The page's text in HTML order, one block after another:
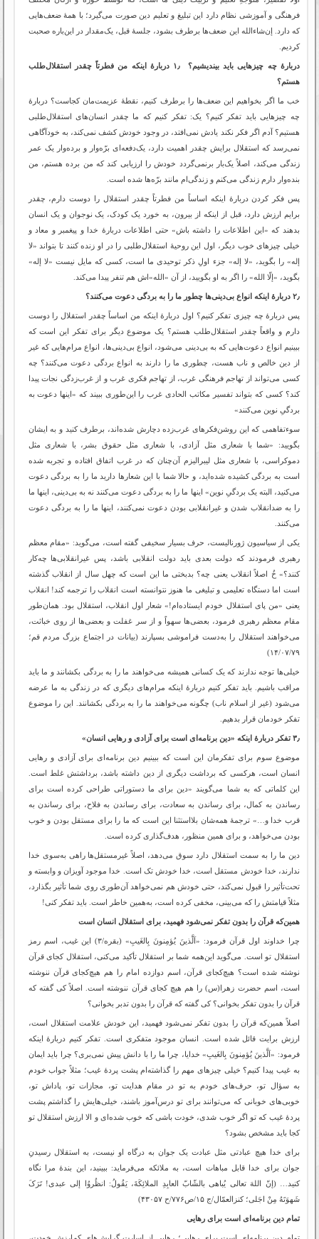
فرهنگی و آموزشی نظام دارد این تبلیغ و تعلیم دین صورت می‌گیرد؛ با همۀ ضعف‌هایی
که دارد. إن‌شاءالله این ضعف‌ها برطرف بشود، جلسۀ قبل، یک‌مقدار در این‌باره صحبت
کردیم.
دربارۀ چه چیزهایی باید بیندیشیم؟ ۱٫ دربارۀ اینکه من فطرتاً چقدر استقلال‌طلب
هستم؟
خب ما اگر بخواهیم این ضعف‌ها را برطرف کنیم، نقطۀ عزیمت‌مان کجاست؟ دربارۀ
چه چیزهایی باید تفکر کنیم؟ یک: تفکر کنیم که ما چقدر انسان‌های استقلال‌طلبی
هستیم؟ آدم اگر فکر نکند یادش نمی‌افتد، در وجود خودش کشف نمی‌کند، به خودآگاهی
نمی‌رسد که استقلال برایش چقدر اهمیت دارد، یک‌دفعه‌ای برّه‌وار و برده‌وار یک عمر
زندگی می‌کند، اصلاً یک‌بار برنمی‌گردد خودش را ارزیابی کند که من برده هستم، من
بنده‌وار دارم زندگی می‌کنم و زندگی‌ام مانند برّه‌ها شده است.
پس فکر کردن دربارۀ اینکه اساساً من فطرتاً چقدر استقلال را دوست دارم، چقدر
برایم ارزش دارد، قبل از اینکه از بیرون، به خورد یک کودک، یک نوجوان و یک انسان
بدهند که «این اطلاعات را داشته باش» حتی اطلاعات دربارۀ خدا و پیغمبر و معاد و
خیلی چیزهای خوب دیگر، اول این روحیۀ استقلال‌طلبی را در او زنده کنند تا بتواند «لا
إله» را بگوید، «لا إله» جزء اولِ ذکر توحیدی ما است، کسی که مایل نیست «لا إله»
بگوید، «إلّا الله» را اگر به او بگویید، از آن «الله»‌اش هم تنفر پیدا می‌کند.
۲٫ دربارۀ اینکه انواع بی‌دینی‌ها چطور ما را به بردگی دعوت می‌کنند؟
پس دربارۀ چه چیزی تفکر کنیم؟ اول دربارۀ اینکه من اساساً چقدر استقلال را دوست
دارم و واقعاً چقدر استقلال‌طلب هستم؟ یک موضوع دیگر برای تفکر این است که
ببینیم انواع دعوت‌هایی که به بی‌دینی می‌شود، انواع بی‌دینی‌ها، انواع مرام‌هایی که غیر
از دین خالص و ناب هست، چطوری ما را دارند به انواع بردگی دعوت می‌کنند؟ چه
کسی می‌تواند از تهاجم فرهنگی غرب، از تهاجم فکری غرب و از غرب‌زدگی نجات پیدا
کند؟ کسی که بتواند تفسیر مکاتب الحادی غرب را این‌طوری ببیند که «اینها دعوت به
بردگیِ نوین می‌کنند»
سوءتفاهمی که این روشن‌فکرهای غرب‌زده دچارش شده‌اند، برطرف کنید و به ایشان
بگویید: «شما با شعاری مثل آزادی، با شعاری مثل حقوق بشر، با شعاری مثل
دموکراسی، با شعاری مثل لیبرالیزم آن‌چنان که در غرب اتفاق افتاده و تجربه شده
است به بردگی کشیده شده‌اید، و حالا شما با این شعارها دارید ما را به بردگی دعوت
می‌کنید، البته یک بردگیِ نوین» اینها ما را به بردگی دعوت می‌کنند نه به بی‌دینی، اینها ما
را به ضدانقلاب شدن و غیرانقلابی بودن دعوت نمی‌کنند، اینها ما را به بردگی دعوت
می‌کنند.
یکی از سیاسیون ژورنالیست، حرف بسیار سخیفی گفته است، می‌گوید: «مقام معظم
رهبری فرمودند که دولت بعدی باید دولت انقلابی باشد، پس غیرانقلابی‌ها چه‌کار
کنند؟» خُ اصلاً انقلاب یعنی چه؟ بدبختی ما این است که چهل سال از انقلاب گذشته
است اما دستگاه تعلیمی و تبلیغی ما هنوز نتوانسته است انقلاب را ترجمه کند! انقلاب
یعنی «من پای استقلال خودم ایستاده‌ام!» شعار اول انقلاب، استقلال بود. همان‌طور
مقام معظم رهبری فرمود، بعضی‌ها سهواً و از سر غفلت و بعضی‌ها از روی خباثت،
می‌خواهند استقلال را به‌دست فراموشی بسپارند (بیانات در اجتماع بزرگ مردم قم‌؛
۱۴/۰۷/۷۹)
خیلی‌ها توجه ندارند که یک کسانی همیشه می‌خواهند ما را به بردگی بکشانند و ما باید
مراقب باشیم. باید تفکر کنیم دربارۀ اینکه مرام‌های دیگری که در زندگی به ما عرضه
می‌شود (غیر از اسلام ناب) چگونه می‌خواهند ما را به بردگی بکشانند. این را موضوع
تفکر خودمان قرار بدهیم.
۳٫ تفکر دربارۀ اینکه «دین برنامه‌ای است برای آزادی و رهایی انسان»
موضوع سوم برای تفکرمان این است که ببینیم دین برنامه‌ای برای آزادی و رهایی
انسان است، هرکسی که برداشت دیگری از دین داشته باشد، برداشتش غلط است.
این کلماتی که به شما می‌گویند «دین برای ما دستوراتی طراحی کرده است برای
رساندن به کمال، برای رساندن به سعادت، برای رساندن به فلاح، برای رساندن به
قرب خدا و…» ترجمۀ همه‌شان بلااستثنا این است که ما را برای مستقل بودن و خوب
بودن می‌خواهد، و برای همین منظور، هدف‌گذاری کرده است.
دین ما را به سمت استقلال دارد سوق می‌دهد، اصلاً غیرمستقل‌ها راهی به‌سوی خدا
ندارند، خدا خودش مستقل است، خدا خودش تک است. خدا موجود آویزان و وابسته و
تحت‌تأثیر را قبول نمی‌کند، حتی خودش هم نمی‌خواهد آن‌طوری روی شما تأثیر بگذارد،
مثلاً قیامتش را که می‌بینی، مخفی کرده است، به‌همین خاطر است. باید تفکر کنی!
همین‌که قرآن را بدون تفکر نمی‌شود فهمید، برای استقلال انسان است
چرا خداوند اول قرآن فرمود: «اَلَّذینَ یُؤمِنونَ بِالغَیبِ» (بقره/۳) این غیب، اسم رمز
استقلال تو است. می‌گوید این‌همه شما بر استقلال تأکید می‌کنی، استقلال کجای قرآن
نوشته شده است؟ هیچ‌کجای قرآن، اسم دوازده امام را هم هیچ‌کجای قرآن ننوشته
است، اسم حضرت زهرا(س) را هم هیچ کجای قرآن ننوشته است. اصلاً کی گفته که
قرآن را بدون تفکر بخوانی؟ کی گفته که قرآن را بدون تدبر بخوانی؟
اصلاً همین‌که قرآن را بدون تفکر نمی‌شود فهمید، این خودش علامت استقلال است،
ارزش برایت قائل شده است. انسان موجود متفکری است. تفکر کنیم دربارۀ اینکه
فرمود: «اَلَّذینَ یُؤمِنونَ بِالغَیبِ» خدایا، چرا ما را با دانش پیش نمی‌بری؟ چرا باید ایمان
به غیب پیدا کنیم؟ خیلی چیزهای مهم را گذاشته‌ام پشت پردۀ غیب؛ مثلاً جواب خودم
به سؤال تو، حرف‌های خودم به تو در مقام هدایت تو، مجازات تو، پاداش تو،
خوبی‌های خوبانی که می‌توانند برای تو درس‌آموز باشند، خیلی‌هایش را گذاشتم پشت
پردۀ غیب که تو اگر خوب شدی، خودت باشی که خوب شده‌ای و الا ارزش استقلال تو
کجا باید مشخص بشود؟
برای خدا هیچ عبادتی مثل عبادت یک جوان به درگاه او نیست، به استقلال رسیدنِ
جوان برای خدا قابل مباهات است، به ملائکه می‌فرماید: ببینید، این بندۀ مرا نگاه
کنید… (إنّ اللهَ تعالى یُباهى بالشّابّ العابِدِ الملائِکَةَ، یَقُولُ: انظُروُا إلى عبدى! تَرَکَ
شَهوَتَهُ مِنْ اجَلی‏؛ کنزالعمّال/ج ۱۵/ص۷۷۶/ح ۴۳۰۵۷)
تمام دین برنامه‌ای است برای رهایی